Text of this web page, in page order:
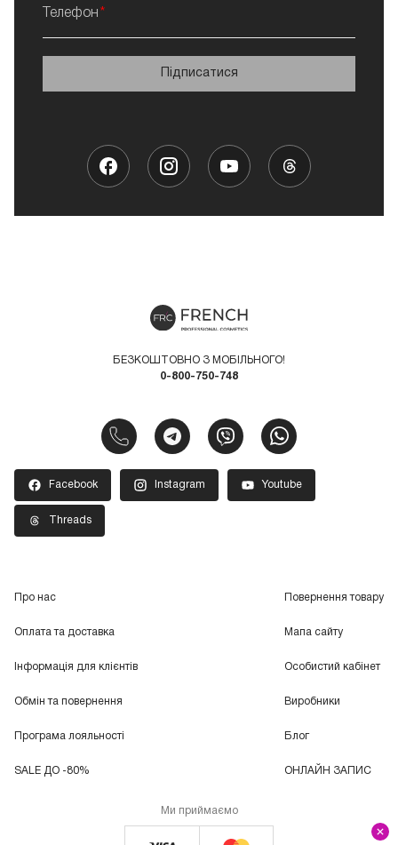
Телефон
Підписатися
БЕЗКОШТОВНО З МОБІЛЬНОГО!
0-800-750-748
Facebook Instagram Youtube
Threads
Про нас
Оплата та доставка
Інформація для клієнтів
Обмін та повернення
Програма лояльності
SALE ДО -80%
Повернення товару
Мапа сайту
Особистий кабінет
Виробники
Блог
ОНЛАЙН ЗАПИС
Ми приймаємо